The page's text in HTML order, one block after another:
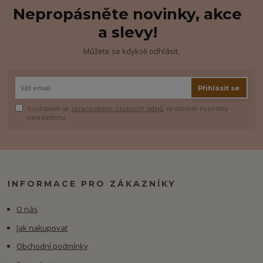
Nepropásněte novinky, akce
a slevy!
Můžete se kdykoli odhlásit.
Přihlásit se
Souhlasím se zpracováním osobních údajů za účelem rozesílky
newsletteru.
INFORMACE PRO ZÁKAZNÍKY
O nás
Jak nakupovat
Obchodní podmínky